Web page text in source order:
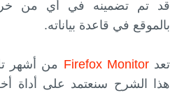
قد تم تضمينه في أي من
بالموقع في قاعدة بياناته.
تعدFirefox Monitor من أشهر